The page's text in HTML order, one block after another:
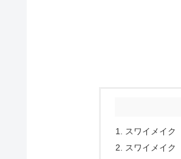
スワイメイク
スワイメイク